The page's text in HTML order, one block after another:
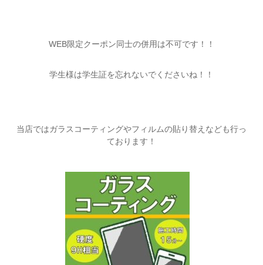
WEB限定クーポン同士の併用は不可です！！
学生様は学生証を忘れないでくださいね！！
当店ではガラスコーティングやフィルムの貼り替えなども行っ
ております！